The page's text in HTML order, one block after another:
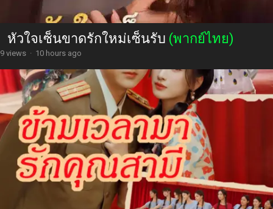
หัวใจเซ็นขาดรักใหม่เซ็นรับ (พากย์ไทย)
9 views · 10 hours ago